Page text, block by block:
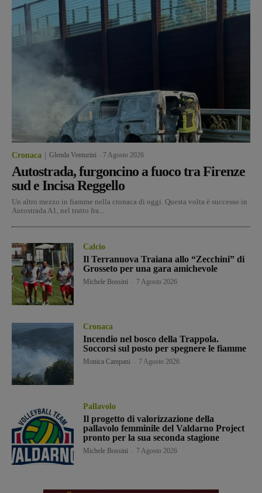
Cronaca Glenda Venturini 7 Agosto 2026
Autostrada, furgoncino a fuoco tra Firenze
sud e Incisa Reggello
Un altro mezzo in fiamme nella cronaca di oggi. Questa volta è successo in
Autostrada A1, nel tratto fra...
Calcio
Il Terranuova Traiana allo “Zecchini” di
Grosseto per una gara amichevole
Michele Bossini 7 Agosto 2026
Cronaca
Incendio nel bosco della Trappola.
Soccorsi sul posto per spegnere le fiamme
Monica Campani 7 Agosto 2026
Pallavolo
Il progetto di valorizzazione della
pallavolo femminile del Valdarno Project
pronto per la sua seconda stagione
Michele Bossini 7 Agosto 2026